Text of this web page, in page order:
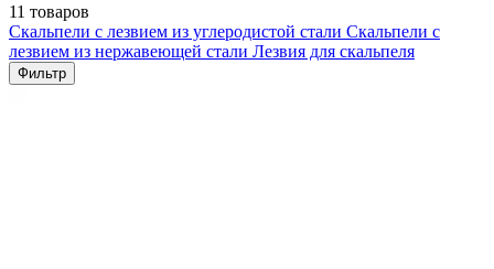
11 товаров
Скальпели с лезвием из углеродистой стали Скальпели с
лезвием из нержавеющей стали Лезвия для скальпеля
Фильтр